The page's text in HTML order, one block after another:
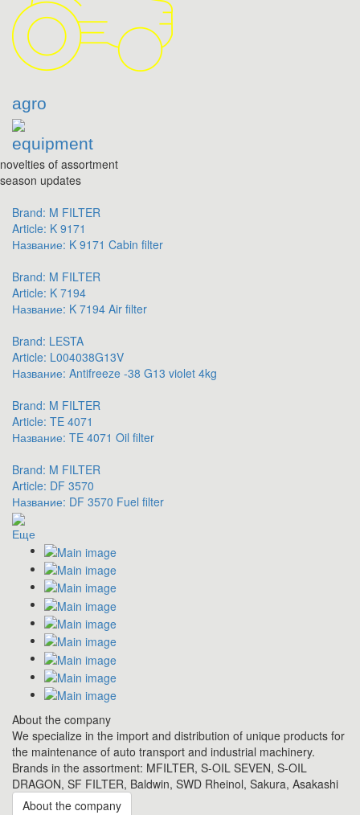
agro
equipment
novelties of assortment
season updates
Brand: M FILTER
Article: K 9171
Название: K 9171 Cabin filter
Brand: M FILTER
Article: K 7194
Название: K 7194 Air filter
Brand: LESTA
Article: L004038G13V
Название: Antifreeze -38 G13 violet 4kg
Brand: M FILTER
Article: TE 4071
Название: TE 4071 Oil filter
Brand: M FILTER
Article: DF 3570
Название: DF 3570 Fuel filter
Еще
About the company
We specialize in the import and distribution of unique products for
the maintenance of auto transport and industrial machinery.
Brands in the assortment: MFILTER, S-OIL SEVEN, S-OIL
DRAGON, SF FILTER, Baldwin, SWD Rheinol, Sakura, Asakashi
About the company